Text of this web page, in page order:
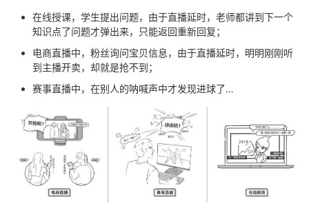
注
者
学
堂
Programs
的
支
持
我
在线授课，学生提出问题，由于直播延时，老师都讲到下一个
知识点了问题才弹出来，只能返回重新回复；
电商直播中，粉丝询问宝贝信息，由于直播延时，明明刚刚听
到主播开卖，却就是抢不到；
赛事直播中，在别人的呐喊声中才发现进球了…